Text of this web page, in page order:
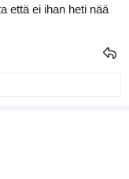
että ei ihan heti nää